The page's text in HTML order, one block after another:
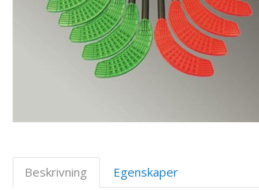
Beskrivning Egenskaper